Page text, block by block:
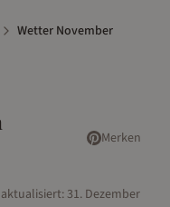
Wetter November
Merken
31. Dezember